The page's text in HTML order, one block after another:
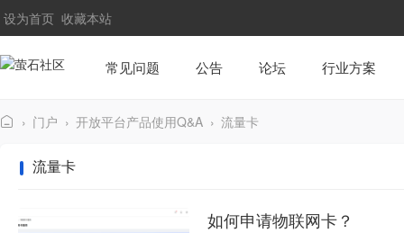
设为首页 收藏本站
常见问题 公告 论坛 行业方案
› 门户 › 开放平台产品使用Q&A › 流量卡
流量卡
如何申请物联网卡？